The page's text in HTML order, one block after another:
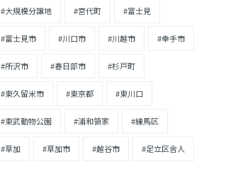
#大規模分譲地 #宮代町 #富士見
#富士見市 #川口市 #川越市 #幸手市
#所沢市 #春日部市 #杉戸町
#東久留米市 #東京都 #東川口
#東武動物公園 #浦和領家 #練馬区
#草加 #草加市 #越谷市 #足立区舎人